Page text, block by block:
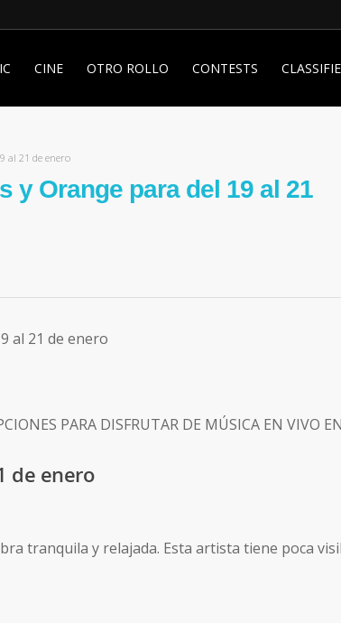
CINE OTRO ROLLO CONTESTS
al 21 de enero
y Orange para del 19 al 21
para disfrutar de música en vivo
de enero
tranquila y relajada. Esta artista tiene poca